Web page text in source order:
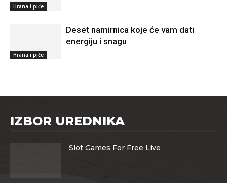
Hrana i piće
Hrana i piće
Deset namirnica koje će vam dati
energiju i snagu
IZBOR UREDNIKA
Slot Games For Free Live